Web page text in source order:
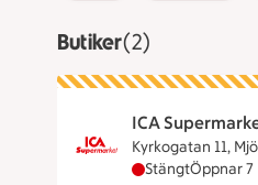
ButikerVisar 2 stycken
(2)
ICA
Kyrkogatan 11,
ICAStängtÖppnar 7